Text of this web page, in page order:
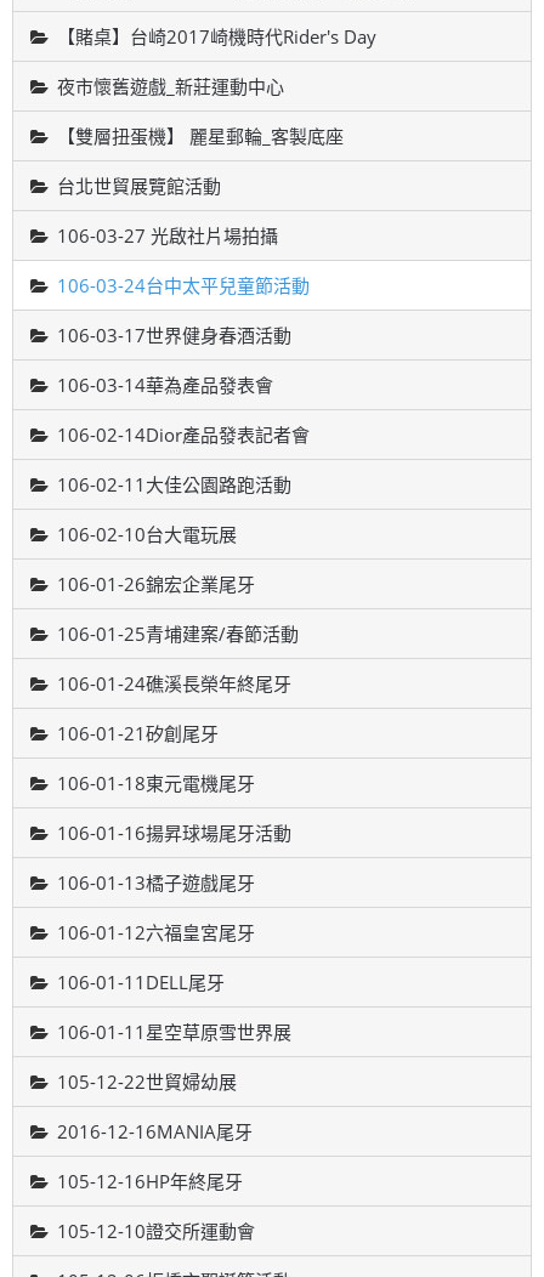
【賭桌】台崎2017崎機時代Rider's Day
夜市懷舊遊戲_新莊運動中心
【雙層扭蛋機】 麗星郵輪_客製底座
台北世貿展覽館活動
106-03-27 光啟社片場拍攝
106-03-24台中太平兒童節活動
106-03-17世界健身春酒活動
106-03-14華為產品發表會
106-02-14Dior產品發表記者會
106-02-11大佳公園路跑活動
106-02-10台大電玩展
106-01-26錦宏企業尾牙
106-01-25青埔建案/春節活動
106-01-24礁溪長榮年終尾牙
106-01-21矽創尾牙
106-01-18東元電機尾牙
106-01-16揚昇球場尾牙活動
106-01-13橘子遊戲尾牙
106-01-12六福皇宮尾牙
106-01-11DELL尾牙
106-01-11星空草原雪世界展
105-12-22世貿婦幼展
2016-12-16MANIA尾牙
105-12-16HP年終尾牙
105-12-10證交所運動會